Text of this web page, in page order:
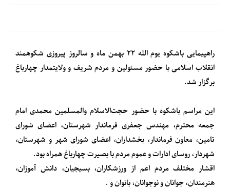
راهپیمایی باشکوه یوم الله ۲۲ بهمن ماه و سالروز پیروزی شکوهمند
انقلاب اسلامی با حضور مسئولین و مردم شریف و ولایتمدار چهارباغ
برگزار شد.
این مراسم باشکوه با حضور حجت‌الاسلام والمسلمین محمدی امام
جمعه محترم، مهندس جعفری فرماندار شهرستان، اعضای شورای
تامین، معاون فرماندار، بخشداران، اعضای شورای شهر و شهرستان،
شهردار، روسای ادارات و عموم مردم با بصیرت چهارباغ همراه بود.
اقشار مختلف مردم اعم از ورزشکاران، بسیجیان، دانش آموزان،
هنرمندان، جوانان و نوجوانان، بانوان و .